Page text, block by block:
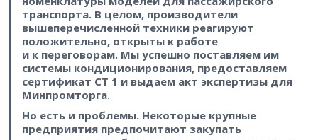
транспорта. В целом, производители
вышеперечисленной техники реагируют
положительно, открыты к работе
и к переговорам. Мы успешно поставляем им
системы кондиционирования, предоставляем
сертификат СТ 1 и выдаем акт экспертизы для
Минпромторга.
Но есть и проблемы. Некоторые крупные
предприятия предпочитают закупать